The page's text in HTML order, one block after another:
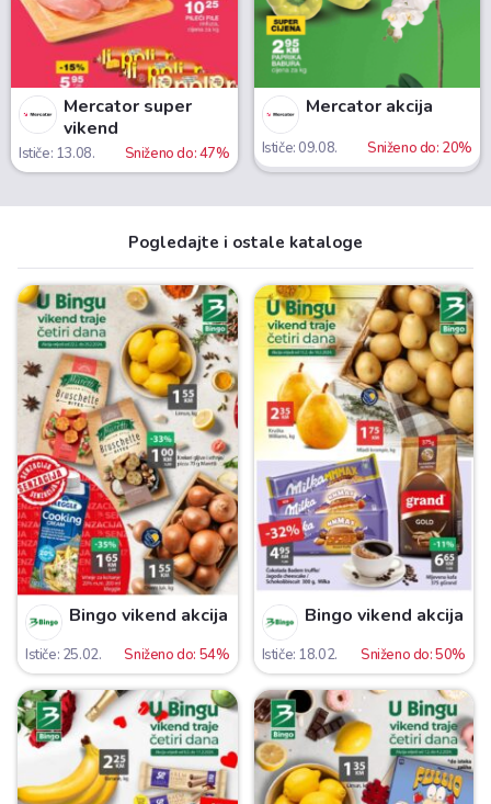
Mercator super
vikend
Ističe: 13.08. Sniženo do: 47%
Mercator akcija
Ističe: 09.08. Sniženo do: 20%
Pogledajte i ostale kataloge
Bingo vikend akcija
Ističe: 25.02. Sniženo do: 54%
Bingo vikend akcija
Ističe: 18.02. Sniženo do: 50%